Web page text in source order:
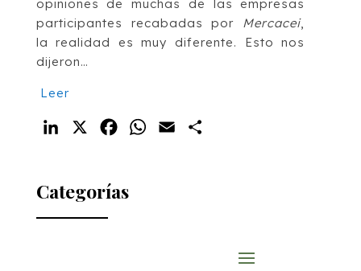
opiniones de muchas de las empresas
participantes recabadas por Mercacei,
la realidad es muy diferente. Esto nos
dijeron…
Leer
LinkedIn FacebookWhatsApp
Email
Categorías